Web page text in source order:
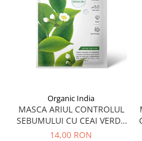
Organic India
MASCA ARIUL CONTROLUL
SEBUMULUI CU CEAI VERDE
SI BETAINA SALICILICA
14,00 RON